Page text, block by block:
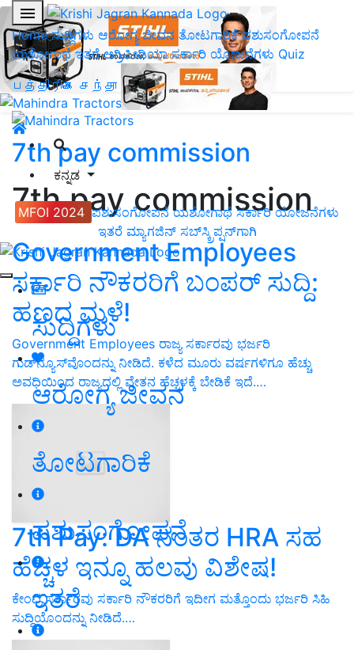
Home ಸುದ್ದಿಗಳು ಆರೋಗ್ಯ ಜೀವನ ತೋಟಗಾರಿಕೆಪಶುಸಂಗೋಪನೆ
ಯಶೋಗಾಥೆ ಇತರೆ ಅಗ್ರಿಪೀಡಿಯಾ ಸರ್ಕಾರಿ ಯೋಜನೆಗಳು Quiz
பத்திரிகை சந்தா
ಕನ್ನಡ
MFOI 2024 ಪಶುಸಂಗೋಪನೆ ಯಶೋಗಾಥೆ ಸರ್ಕಾರಿ ಯೋಜನೆಗಳು
ಇತರೆ ಮ್ಯಾಗಜಿನ್‌ ಸಬ್‌ಸ್ಕ್ರಿಪ್ಷನ್‌ಗಾಗಿ
ಸುದ್ದಿಗಳು
ಆರೋಗ್ಯ ಜೀವನ
ತೋಟಗಾರಿಕೆ
ಪಶುಸಂಗೋಪನೆ
ಇತರೆ
7th pay commission
7th pay commission
Government Employees
ಸರ್ಕಾರಿ ನೌಕರರಿಗೆ ಬಂಪರ್‌ ಸುದ್ದಿ:
ಹಣದ ಮಳೆ!
Government Employees ರಾಜ್ಯ ಸರ್ಕಾರವು ಭರ್ಜರಿ
ಗುಡ್‌ನ್ಯೂಸ್‌ವೊಂದನ್ನು ನೀಡಿದೆ. ಕಳೆದ ಮೂರು ವರ್ಷಗಳಿಗೂ ಹೆಚ್ಚು
ಅವಧಿಯಿಂದ ರಾಜ್ಯದಲ್ಲಿ ವೇತನ ಹೆಚ್ಚಳಕ್ಕೆ ಬೇಡಿಕೆ ಇದೆ.…
7th Pay: DA ನಂತರ HRA ಸಹ
ಹೆಚ್ಚಳ ಇನ್ನೂ ಹಲವು ವಿಶೇಷ!
ಕೇಂದ್ರ ಸರ್ಕಾರವು ಸರ್ಕಾರಿ ನೌಕರರಿಗೆ ಇದೀಗ ಮತ್ತೊಂದು ಭರ್ಜರಿ ಸಿಹಿ
ಸುದ್ದಿಯೊಂದನ್ನು ನೀಡಿದೆ.…